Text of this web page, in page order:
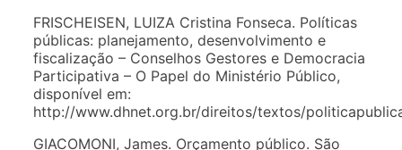
FRISCHEISEN, LUIZA Cristina Fonseca. Políticas
públicas: planejamento, desenvolvimento e
fiscalização – Conselhos Gestores e Democracia
Participativa – O Papel do Ministério Público,
disponível em:
http://www.dhnet.org.br/direitos/textos/
GIACOMONI, James. Orçamento público. São